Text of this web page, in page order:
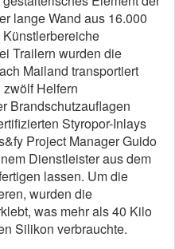
lange Wand aus 16.000
Trailern wurden die
Mailand transportiert
zwölf Helfern
Brandschutzauflagen
Styropor-Inlays
Project Manager Guido
Dienstleister aus dem
lassen. Um die
wurden die
was mehr als 40 Kilo
Silikon verbrauchte.